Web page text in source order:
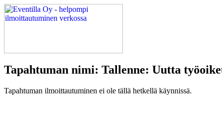
Tapahtuman nimi: Tallenne: Uutta
Tapahtuman ilmoittautuminen ei ole tällä hetkellä käynnissä.